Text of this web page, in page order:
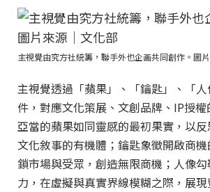
主視覺由究方社統籌，聯手外也企画共同創作。圖
主視覺透過「蘋果」、「鑰匙」、「
件，對應文化策展、文創品牌、IP授權
亞當的蘋果如同靈感的最初果實，以
文化敘事的有機體；鑰匙象徵開啟商
鎖市場與受眾，創造無限商機；人像
力，在虛擬與真實界線模糊之際，展